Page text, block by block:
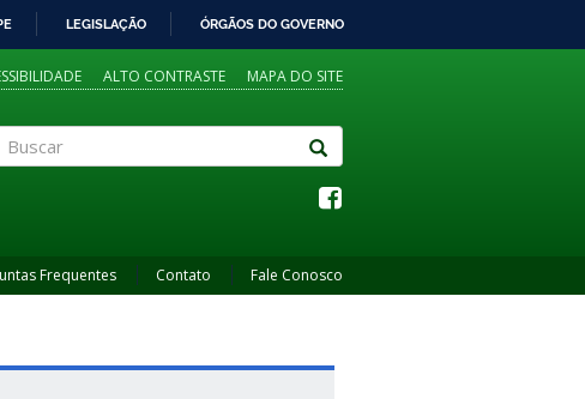
LEGISLAÇÃO ÓRGÃOS DO GOVERNO
ALTO CONTRASTE MAPA DO SITE
Frequentes Contato Fale Conosco